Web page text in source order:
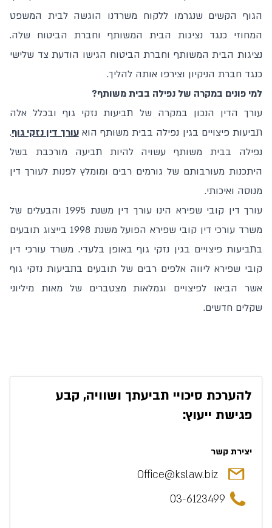
הגוף הקשים שנגרמו ללקוח משרדנו הוגשה לבית המשפט
המחוזי כנגד נציגות הבית המשותף וחברת הביטוח שלה.
נציגות הבית המשותף וחברת הביטוח הגישו הודעת צד שלישי
כנגד חברת הניקיון וצירפו אותה להליך.
למי פונים במקרה של נפילה בבית משותף?
עורך הדין הנכון במקרה של תביעות נזקי גוף ובכלל אלה
תביעות פיצויים בגין נפילה בבית משותף הואעורך דין נזקי גוף.
נפילה בבית משותף עשויה להיות תביעה מורכבת בשל
היתכנות מעורבותם של גורמים רבים ומומלץ לפנות לעורך דין
מנוסה ואיכותי.
עורך דין קובי שפירא הינו עורך דין משנת 1995 והבעלים של
משרד עורכי דין קובי שפירא הפועל משנת 1998 בייצוג תובעים
בתביעות פיצויים בגין נזקי גוף באופן בלעדי. משרד עורכי דין
קובי שפירא ליווה אלפים רבים של תובעים בתביעות נזקי גוף
אשר הביאו לפיצויים וגמלאות מצטברים של מאות מיליוני
שקלים חדשים.
להערכת סיכויי תביעתך ושוויה, קבע
פגישת ייעוץ:
יצירת קשר
Office@kslaw.biz
03-6123499